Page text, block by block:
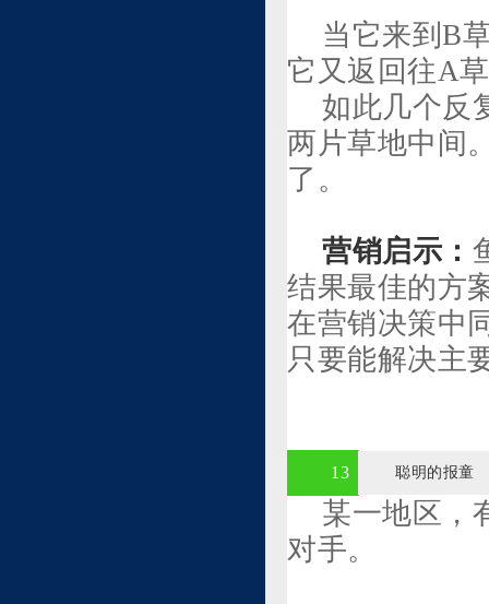
当它来到B
它又返回往A
如此几个反
两片草地中间
了。
营销启示：
结果最佳的方
在营销决策中
只要能解决主
13 聪明的报童
某一地区，
对手。